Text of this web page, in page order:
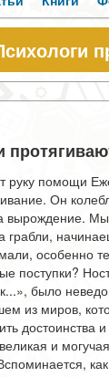
помощи
Он
вырождение.
грабли,
особенно
поступки?
было
из миров,
и